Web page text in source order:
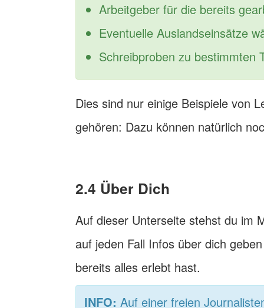
Arbeitgeber für die bereits
Eventuelle Auslandseinsätze
Schreibproben zu bestimmten
Dies sind nur einige Beispiele von
gehören: Dazu können natürlich
2.4 Über Dich
Auf dieser Unterseite stehst du im
auf jeden Fall Infos über dich
bereits alles erlebt hast.
INFO: Auf einer freien